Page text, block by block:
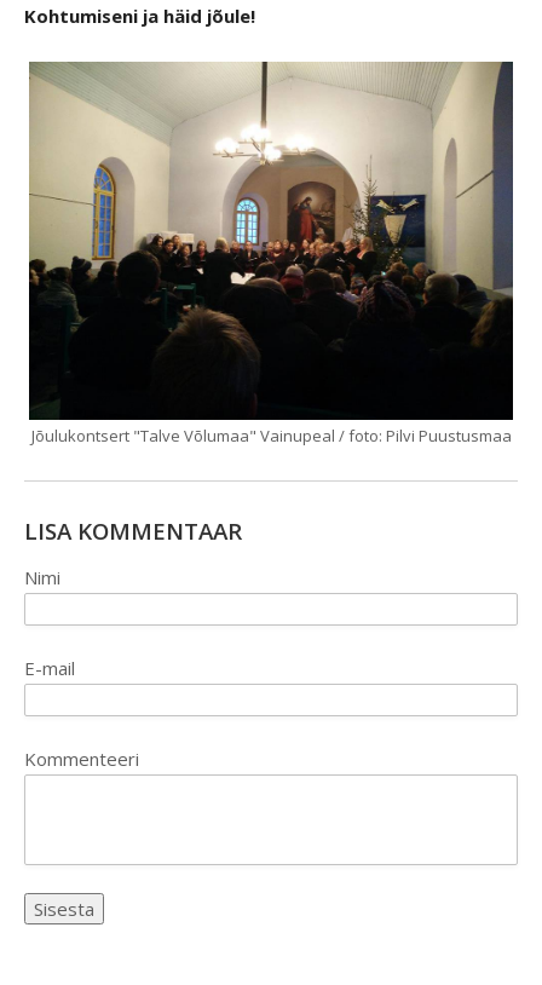
Kohtumiseni ja häid jõule!
Jõulukontsert "Talve Võlumaa" Vainupeal / foto: Pilvi Puustusmaa
LISA KOMMENTAAR
Nimi
E-mail
Kommenteeri